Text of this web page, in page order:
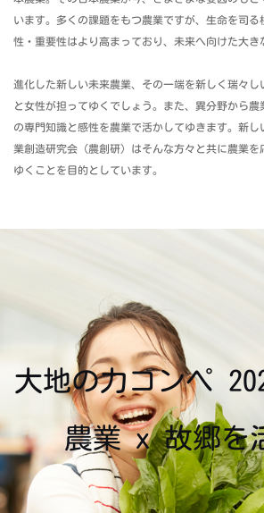
います。多くの課題をもつ農業ですが、生命を司
性・重要性はより高まっており、未来へ向けた大き
進化した新しい未来農業、その一端を新しく瑞々し
と女性が担ってゆくでしょう。また、異分野から農
の専門知識と感性を農業で活かしてゆきます。新
業創造研究会（農創研）はそんな方々と共に農業を
ゆくことを目的としています。
大地の力コンペ
農業 x 故郷を